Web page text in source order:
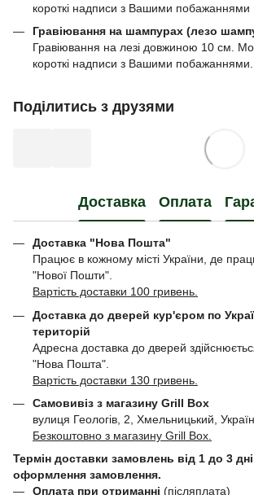
короткі надписи з Вашими побажаннями
Гравіювання на шампурах (лезо
Гравіювання на лезі довжиною 10 см.
короткі надписи з Вашими побажаннями.
Поділитись з друзями
Доставка Оплата
Доставка "Нова Пошта"
Працює в кожному місті України, де
"Нової Пошти".
Вартість доставки 100 гривень.
Доставка до дверей кур'єром по
територій
Адресна доставка до дверей
"Нова Пошта".
Вартість доставки 130 гривень.
Самовивіз з магазину Grill Box
вулиця Геологів, 2, Хмельницький,
Безкоштовно з магазину Grill Box.
Термін доставки замовлень від 1 до 3
оформлення замовлення.
Оплата при отриманні (післяплата)